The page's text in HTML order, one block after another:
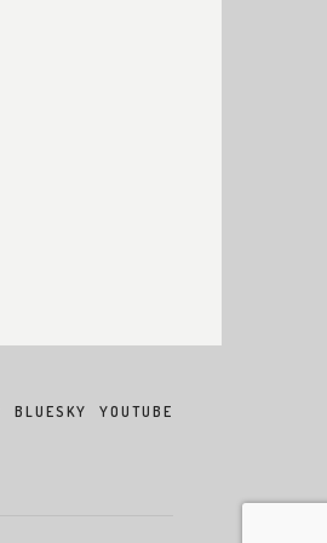
BLUESKY YOUTUBE